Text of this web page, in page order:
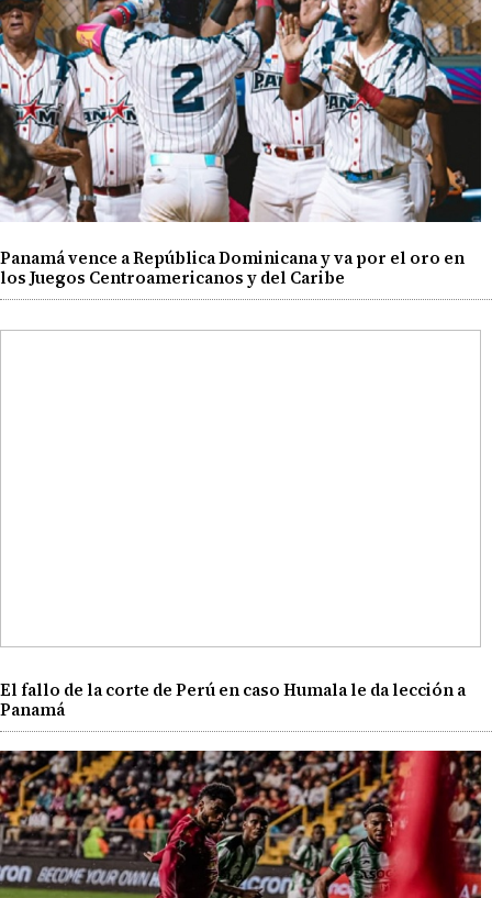
Panamá vence a República Dominicana y va por el oro en
los Juegos Centroamericanos y del Caribe
El fallo de la corte de Perú en caso Humala le da lección a
Panamá